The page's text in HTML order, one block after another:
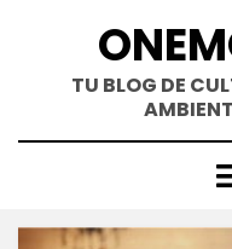
contenidoTU BLOG DE